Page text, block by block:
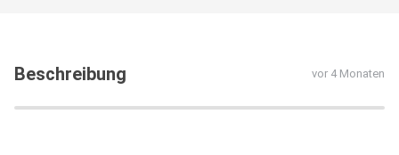
Beschreibung vor 4 Monaten